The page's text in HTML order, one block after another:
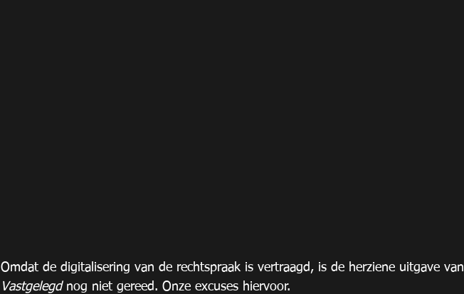
Omdat de digitalisering van de rechtspraak is vertraagd, is de herziene uitgave van
Vastgelegd nog niet gereed. Onze excuses hiervoor.